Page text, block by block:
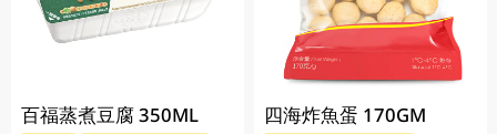
百福蒸煮豆腐 350ML 四海炸魚蛋 170GM